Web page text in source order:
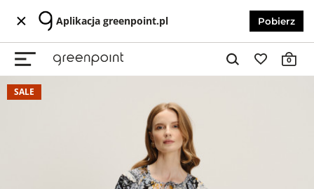
Aplikacja greenpoint.pl Pobierz
0
SALE